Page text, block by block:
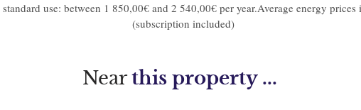
use: between 1 850,00€ and 2 540,00€ per year.Average energy
(subscription included)
Nearthis property ...